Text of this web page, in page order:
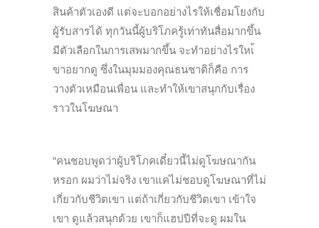
สินค้าตัวเองดี แต่จะบอกอย่างไรให้เชื่อมโยงกับ
ผู้รับสารได้ ทุกวันนี้ผู้บริโภครู้เท่าทันสื่อมากขึ้น
มีตัวเลือกในการเสพมากขึ้น จะทำอย่างไรใหเ้
ขาอยากดู ซึ่งในมุมมองคุณธนชาติก็คือ การ
วางตัวเหมือนเพื่อน และทำให้เขาสนุกกับเรื่อง
ราวในโฆษณา
“คนชอบพูดว่าผู้บริโภคเดี๋ยวนี้ไม่ดูโฆษณากัน
หรอก ผมว่าไม่จริง เขาแค่ไม่ชอบดูโฆษณาที่ไม่
เกี่ยวกับชีวิตเขา แต่ถ้าเกี่ยวกับชีวิตเขา เข้าใจ
เขา ดูแล้วสนุกด้วย เขาก็แฮปปีที่จะดู ผมใน